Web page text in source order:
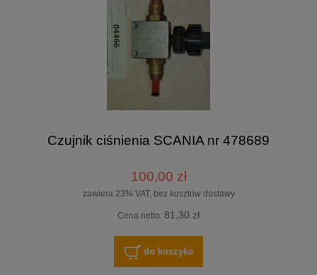
Czujnik ciśnienia SCANIA nr 478689
100,00 zł
zawiera 23% VAT, bez kosztów dostawy
Cena netto: 81,30 zł
do koszyka